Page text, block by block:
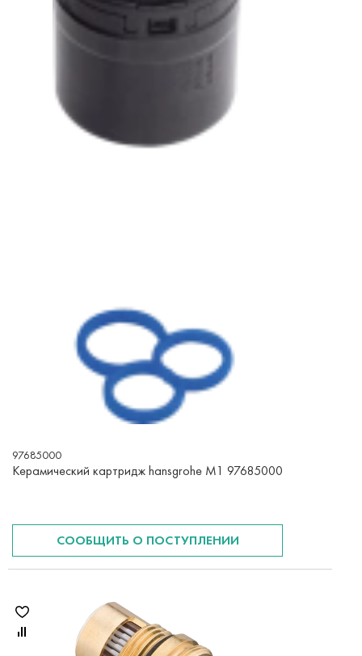
97685000
Керамический картридж hansgrohe M1 97685000
СООБЩИТЬ О ПОСТУПЛЕНИИ